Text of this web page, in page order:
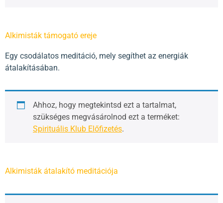
Alkimisták támogató ereje
Egy csodálatos meditáció, mely segíthet az energiák
átalakításában.
Ahhoz, hogy megtekintsd ezt a tartalmat,
szükséges megvásárolnod ezt a terméket:
Spirituális Klub Előfizetés.
Alkimisták átalakító meditációja